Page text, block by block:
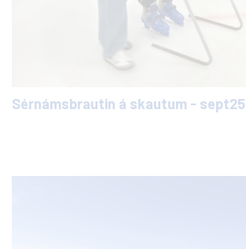
Sérnámsbrautin á skautum - sept25